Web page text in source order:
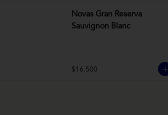
Novas Gran Reserva
Sauvignon Blanc
$16.500